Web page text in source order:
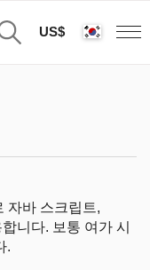
US$
자바 스크립트,
니다. 보통 여가 시
.